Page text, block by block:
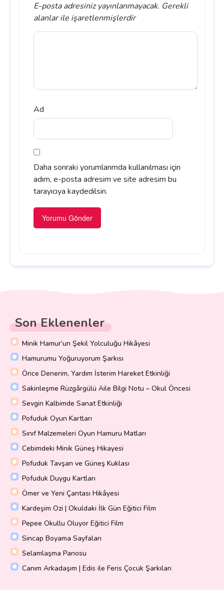
E-posta adresiniz yayınlanmayacak. Gerekli
alanlarile işaretlenmişlerdir
Ad
Daha sonraki yorumlarımda kullanılması için
adım, e-posta adresim ve site adresim bu
tarayıcıya kaydedilsin.
Son Eklenenler
Minik Hamur’un Şekil Yolculuğu Hikâyesi
Hamurumu Yoğuruyorum Şarkısı
Önce Denerim, Yardım İsterim Hareket Etkinliği
Sakinleşme Rüzgârgülü Aile Bilgi Notu – Okul Öncesi
Sevgin Kalbimde Sanat Etkinliği
Pofuduk Oyun Kartları
Sınıf Malzemeleri Oyun Hamuru Matları
Cebimdeki Minik Güneş Hikayesi
Pofuduk Tavşan ve Güneş Kuklası
Pofuduk Duygu Kartları
Ömer ve Yeni Çantası Hikâyesi
Kardeşim Ozi | Okuldaki İlk Gün Eğitici Film
Pepee Okullu Oluyor Eğitici Film
Sincap Boyama Sayfaları
Selamlaşma Panosu
Canım Arkadaşım | Edis ile Feris Çocuk Şarkıları